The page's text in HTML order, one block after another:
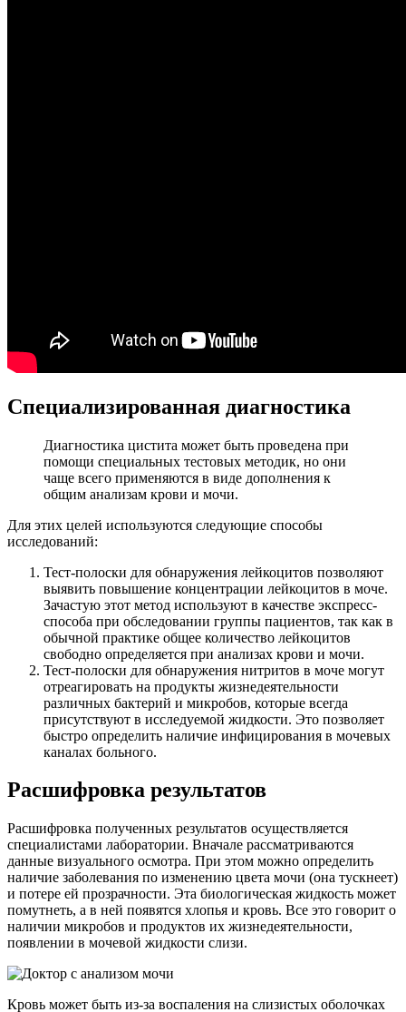
Специализированная диагностика
Диагностика цистита может быть проведена при
помощи специальных тестовых методик, но они
чаще всего применяются в виде дополнения к
общим анализам крови и мочи.
Для этих целей используются следующие способы
исследований:
Тест-полоски для обнаружения лейкоцитов позволяют
выявить повышение концентрации лейкоцитов в моче.
Зачастую этот метод используют в качестве экспресс-
способа при обследовании группы пациентов, так как в
обычной практике общее количество лейкоцитов
свободно определяется при анализах крови и мочи.
Тест-полоски для обнаружения нитритов в моче могут
отреагировать на продукты жизнедеятельности
различных бактерий и микробов, которые всегда
присутствуют в исследуемой жидкости. Это позволяет
быстро определить наличие инфицирования в мочевых
каналах больного.
Расшифровка результатов
Расшифровка полученных результатов осуществляется
специалистами лаборатории. Вначале рассматриваются
данные визуального осмотра. При этом можно определить
наличие заболевания по изменению цвета мочи (она тускнеет)
и потере ей прозрачности. Эта биологическая жидкость может
помутнеть, а в ней появятся хлопья и кровь. Все это говорит о
наличии микробов и продуктов их жизнедеятельности,
появлении в мочевой жидкости слизи.
Кровь может быть из-за воспаления на слизистых оболочках